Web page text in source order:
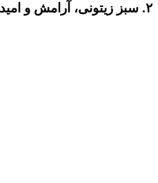
۲. سبز زیتونی، آرامش و امید را برایمان زنده می‌کند